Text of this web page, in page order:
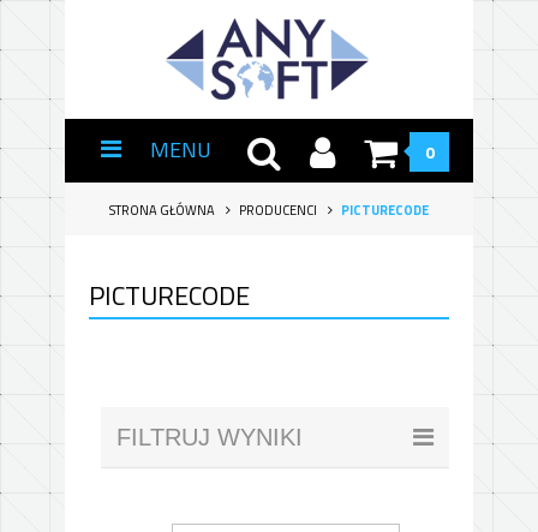
MENU 0
STRONA GŁÓWNA PRODUCENCI PICTURECODE
PICTURECODE
FILTRUJ WYNIKI